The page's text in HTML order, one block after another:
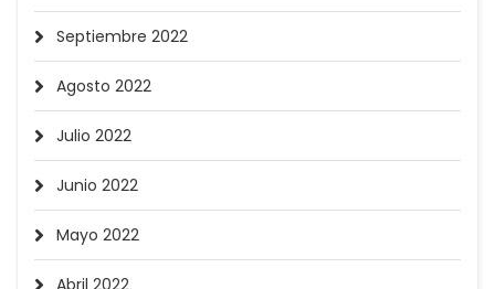
Septiembre 2022
Agosto 2022
Julio 2022
Junio 2022
Mayo 2022